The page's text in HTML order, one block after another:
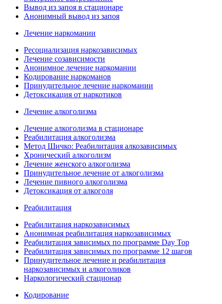
Вывод из запоя в стационаре
Анонимный вывод из запоя
Лечение наркомании
Ресоциализация наркозависимых
Лечение созависимости
Анонимное лечение наркомании
Кодирование наркоманов
Принудительное лечение наркомании
Детоксикация от наркотиков
Лечение алкоголизма
Лечение алкоголизма в стационаре
Реабилитация алкоголизма
Метод Шичко: Реабилитация алкозависимых
Хронический алкоголизм
Лечение женского алкоголизма
Принудительное лечение от алкоголизма
Лечение пивного алкоголизма
Детоксикация от алкоголя
Реабилитация
Реабилитация наркозависимых
Анонимная реабилитация наркозависимых
Реабилитация зависимых по программе Day Top
Реабилитация зависимых по программе 12 шагов
Принудительное лечение и реабилитация
наркозависимых и алкоголиков
Наркологический стационар
Кодирование